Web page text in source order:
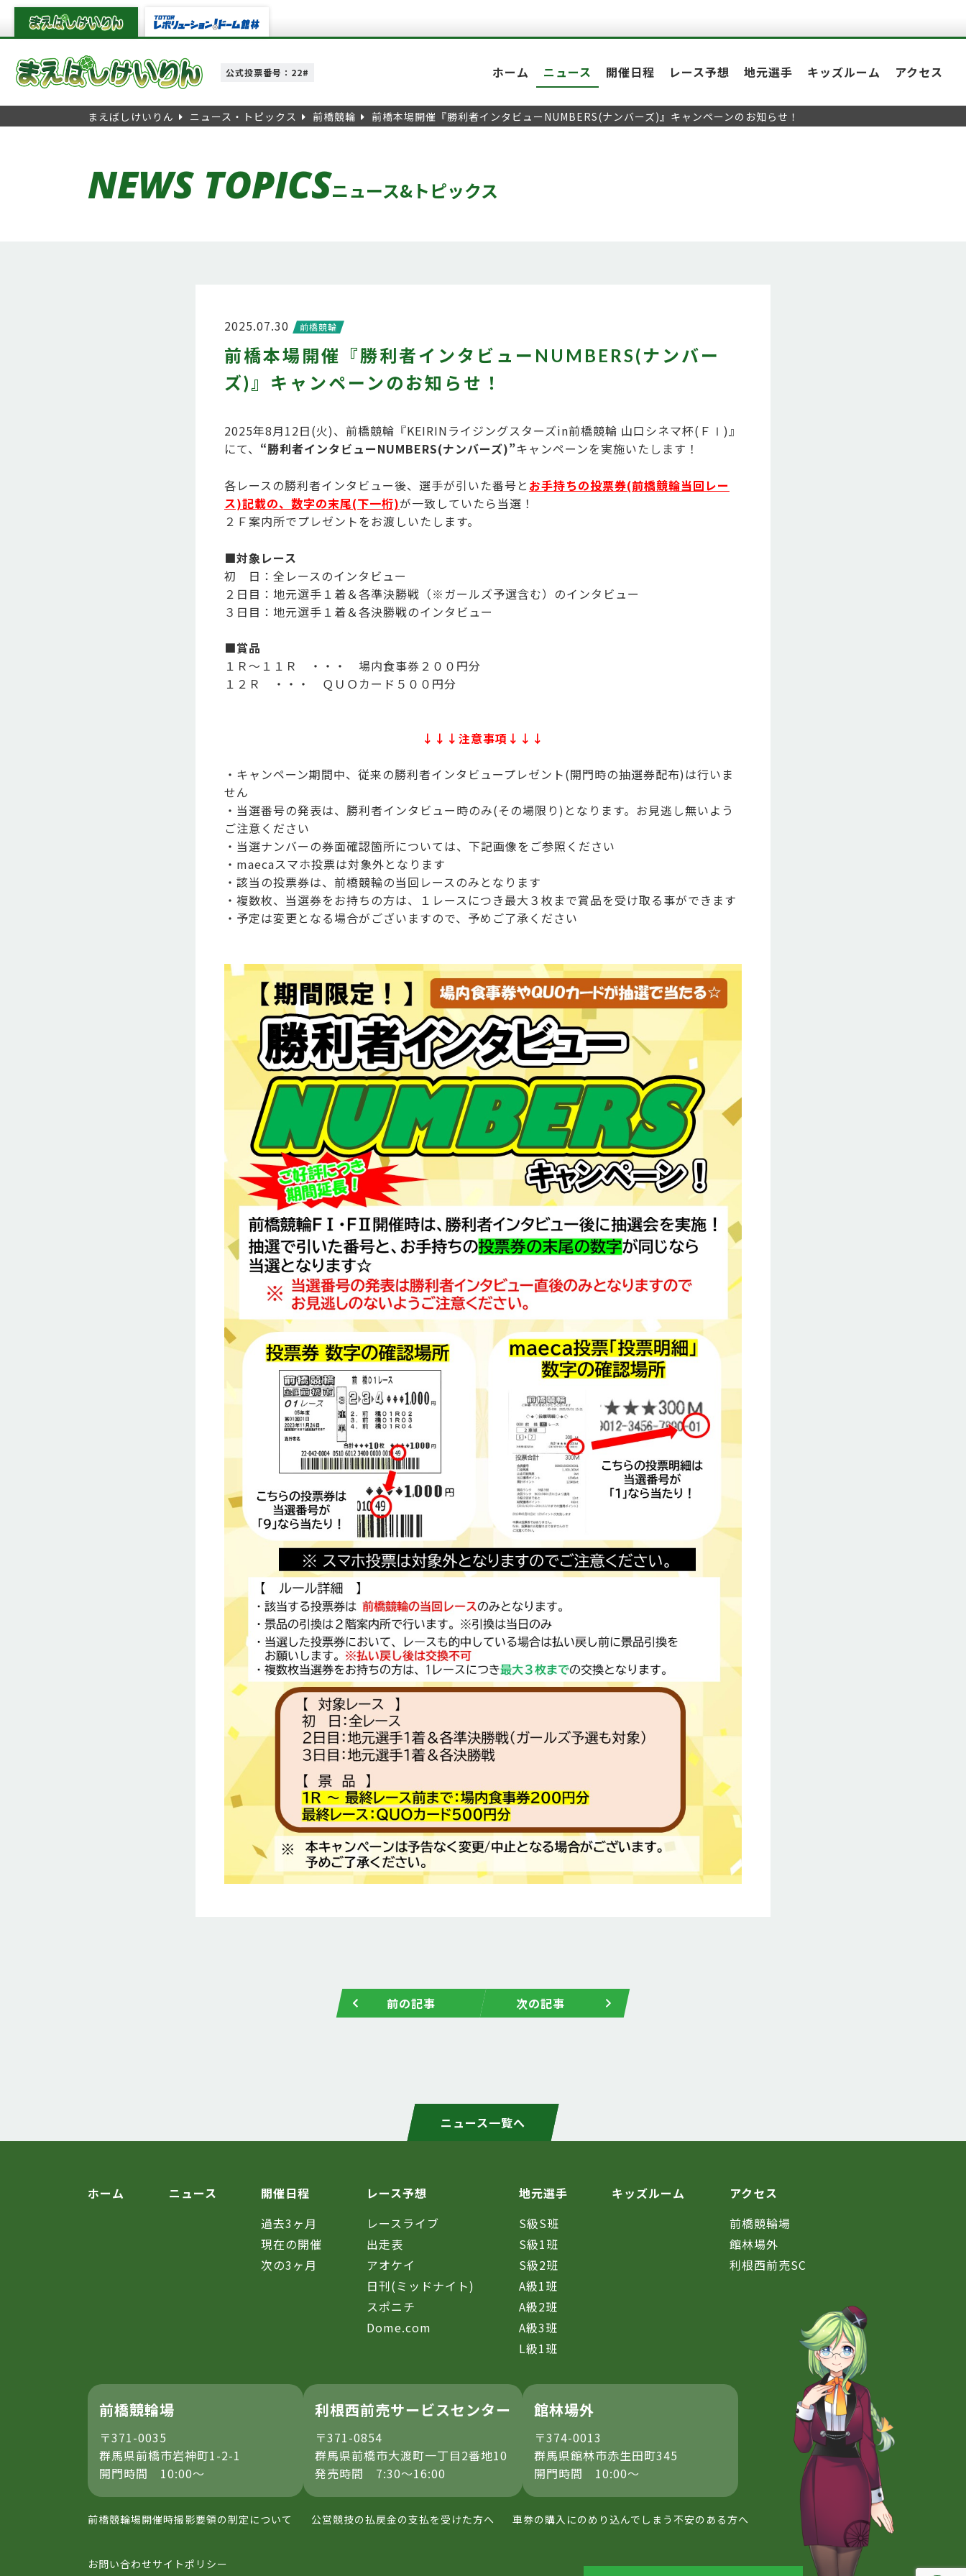
公式投票番号：22# ホーム ニュース 開催日程 レース予想 地元選手 キッズルーム アクセス
まえばしけいりん ニュース・トピックス 前橋競輪 前橋本場開催『勝利者インタビューNUMBERS(ナンバーズ)』キャンペーンのお知らせ！
NEWS TOPICSニュース&トピックス
2025.07.30 前橋競輪
前橋本場開催『勝利者インタビューNUMBERS(ナンバー
ズ)』キャンペーンのお知らせ！
2025年8月12日(火)、前橋競輪『KEIRINライジングスターズin前橋競輪 山口シネマ杯(ＦⅠ)』
にて、 “勝利者インタビューNUMBERS(ナンバーズ)”キャンペーンを実施いたします！
各レースの勝利者インタビュー後、選手が引いた番号と お手持ちの投票券(前橋競輪当回レー
ス)記載の、数字の末尾(下一桁)が一致していたら当選！
２Ｆ案内所でプレゼントをお渡しいたします。
■対象レース
初 日：全レースのインタビュー
２日目：地元選手１着＆各準決勝戦（※ガールズ予選含む）のインタビュー
３日目：地元選手１着＆各決勝戦のインタビュー
■賞品
１Ｒ～１１Ｒ ・・・ 場内食事券２００円分
１２Ｒ ・・・ ＱＵＯカード５００円分
↓↓↓注意事項↓↓↓
・キャンペーン期間中、従来の勝利者インタビュープレゼント(開門時の抽選券配布)は行いま
せん
・当選番号の発表は、勝利者インタビュー時のみ(その場限り)となります。お見逃し無いよう
ご注意ください
・当選ナンバーの券面確認箇所については、下記画像をご参照ください
・maecaスマホ投票は対象外となります
・該当の投票券は、前橋競輪の当回レースのみとなります
・複数枚、当選券をお持ちの方は、１レースにつき最大３枚まで賞品を受け取る事ができます
・予定は変更となる場合がございますので、予めご了承ください
前の記事 次の記事
ニュース一覧へ
ホーム ニュース
開催日程
過去3ヶ月
現在の開催
次の3ヶ月
レース予想
レースライブ
出走表
アオケイ
日刊(ミッドナイト)
スポニチ
Dome.com
地元選手
S級S班
S級1班
S級2班
A級1班
A級2班
A級3班
L級1班
キッズルーム
アクセス
前橋競輪場
館林場外
利根西前売SC
前橋競輪場
〒371-0035
群馬県前橋市岩神町1-2-1
開門時間 10:00～
利根西前売サービスセンター
〒371-0854
群馬県前橋市大渡町一丁目2番地10
発売時間 7:30～16:00
館林場外
〒374-0013
群馬県館林市赤生田町345
開門時間 10:00～
前橋競輪場開催時撮影要領の制定について 公営競技の払戻金の支払を受けた方へ 車券の購入にのめり込んでしまう不安のある方へ
お問い合わせサイトポリシー